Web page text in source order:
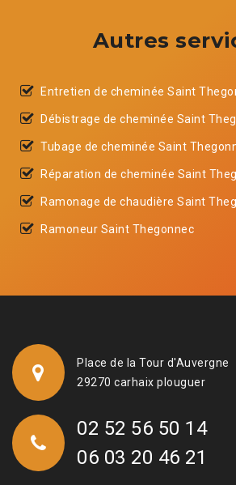
Autres
Entretien de cheminée Saint
Débistrage de cheminée Saint
Tubage de cheminée Saint
Réparation de cheminée Saint
Ramonage de chaudière Saint
Ramoneur Saint Thegonnec
Place de la Tour d'Auvergne
29270 carhaix plouguer
02 52 56 50 14
06 03 20 46 21